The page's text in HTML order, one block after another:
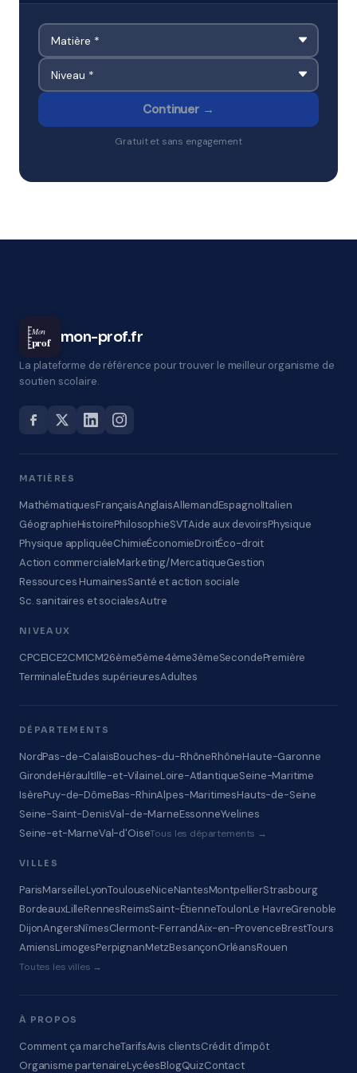
Continuer →
Gratuit et sans engagement
Mon
prof mon-prof.fr
La plateforme de référence pour trouver le meilleur organisme de
soutien scolaire.
MATIÈRES
MathématiquesFrançaisAnglaisAllemandEspagnolItalien
GéographieHistoirePhilosophieSVTAide aux devoirsPhysique
Physique appliquéeChimieÉconomieDroitÉco-droit
Action commercialeMarketing/MercatiqueGestion
Ressources HumainesSanté et action sociale
Sc. sanitaires et socialesAutre
NIVEAUX
CPCE1CE2CM1CM26ème5ème4ème3èmeSecondePremière
TerminaleÉtudes supérieuresAdultes
DÉPARTEMENTS
NordPas-de-CalaisBouches-du-RhôneRhôneHaute-Garonne
GirondeHéraultIlle-et-VilaineLoire-AtlantiqueSeine-Maritime
IsèrePuy-de-DômeBas-RhinAlpes-MaritimesHauts-de-Seine
Seine-Saint-DenisVal-de-MarneEssonneYvelines
Seine-et-MarneVal-d'OiseTous les départements →
VILLES
ParisMarseilleLyonToulouseNiceNantesMontpellierStrasbourg
BordeauxLilleRennesReimsSaint-ÉtienneToulonLe HavreGrenoble
DijonAngersNîmesClermont-FerrandAix-en-ProvenceBrestTours
AmiensLimogesPerpignanMetzBesançonOrléansRouen
Toutes les villes →
À PROPOS
Comment ça marcheTarifsAvis clientsCrédit d'impôt
Organisme partenaireLycéesBlogQuizContact